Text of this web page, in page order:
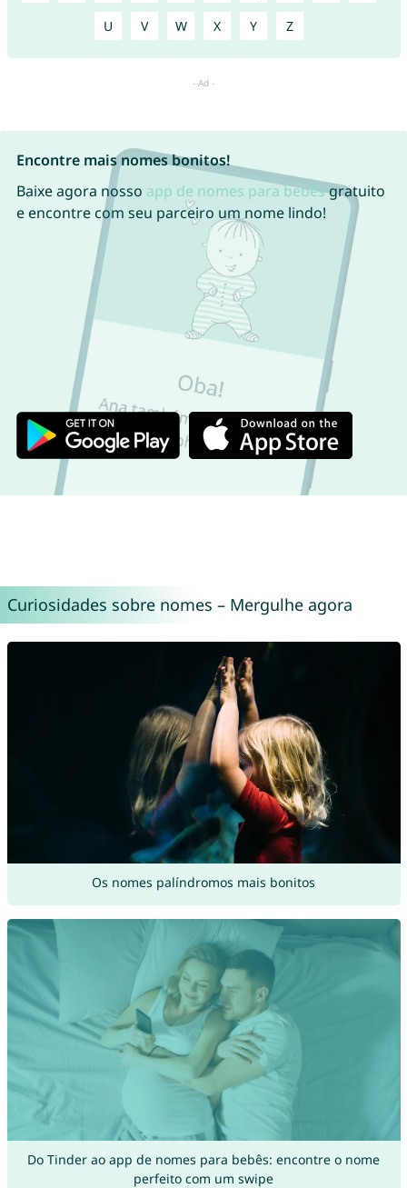
U V W X Y Z
Encontre mais nomes bonitos!
Baixe agora nosso app de nomes para bebêsgratuito
e encontre com seu parceiro um nome lindo!
Curiosidades sobre nomes – Mergulhe agora
Os nomes palíndromos mais bonitos
Do Tinder ao app de nomes para bebês: encontre o nome
perfeito com um swipe